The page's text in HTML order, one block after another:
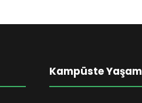
Kampüste Yaşam